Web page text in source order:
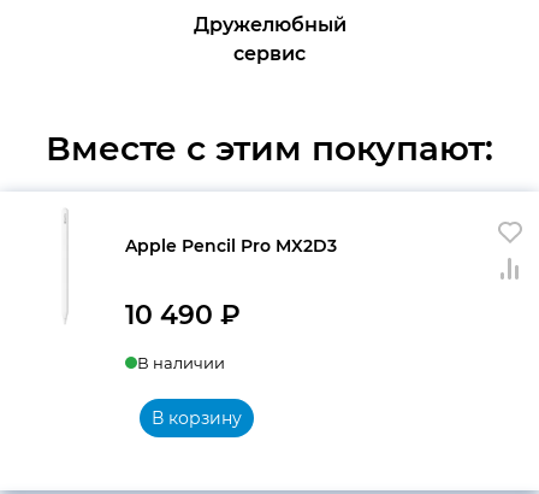
Дружелюбный
сервис
Вместе с этим покупают:
Apple Pencil Pro MX2D3
10 490 ₽
В наличии
В корзину